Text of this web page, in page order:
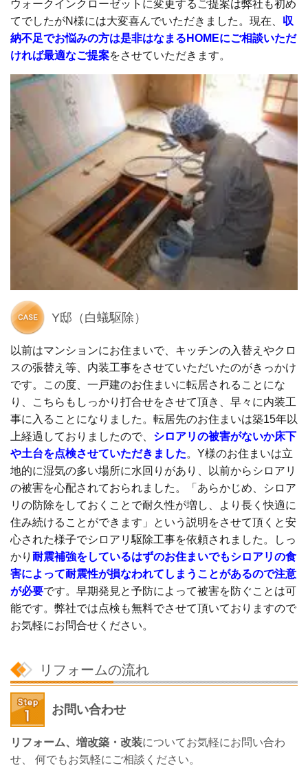
ウォークインクローゼットに変更するご提案は弊社も初め
てでしたがN様には大変喜んでいただきました。現在、 収
納不足でお悩みの方は是非はなまるHOMEにご相談いただ
ければ最適なご提案をさせていただきます。
Y邸（白蟻駆除）
以前はマンションにお住まいで、キッチンの入替えやクロ
スの張替え等、内装工事をさせていただいたのがきっかけ
です。この度、一戸建のお住まいに転居されることにな
り、こちらもしっかり打合せをさせて頂き、早々に内装工
事に入ることになりました。転居先のお住まいは築15年以
上経過しておりましたので、 シロアリの被害がないか床下
や土台を点検させていただきました。Y様のお住まいは立
地的に湿気の多い場所に水回りがあり、以前からシロアリ
の被害を心配されておられました。「あらかじめ、シロア
リの防除をしておくことで耐久性が増し、より長く快適に
住み続けることができます」という説明をさせて頂くと安
心された様子でシロアリ駆除工事を依頼されました。しっ
かり 耐震補強をしているはずのお住まいでもシロアリの食
害によって耐震性が損なわれてしまうことがあるので注意
が必要です。早期発見と予防によって被害を防ぐことは可
能です。弊社では点検も無料でさせて頂いておりますので
お気軽にお問合せください。
リフォームの流れ
お問い合わせ
リフォーム、増改築・改装についてお気軽にお問い合わ
せ、 何でもお気軽にご相談ください。